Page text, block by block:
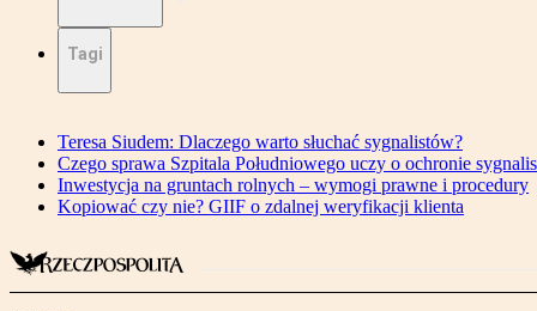
Tagi
Teresa Siudem: Dlaczego warto słuchać sygnalistów?
Czego sprawa Szpitala Południowego uczy o ochronie
Inwestycja na gruntach rolnych – wymogi prawne i procedury
Kopiować czy nie? GIIF o zdalnej weryfikacji klienta